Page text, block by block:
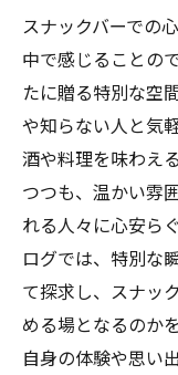
スナックバーでの
中で感じることの
たに贈る特別な空
や知らない人と気
酒や料理を味わえ
つつも、温かい雰
れる人々に心安ら
ログでは、特別な
て探求し、スナッ
める場となるのか
自身の体験や思い